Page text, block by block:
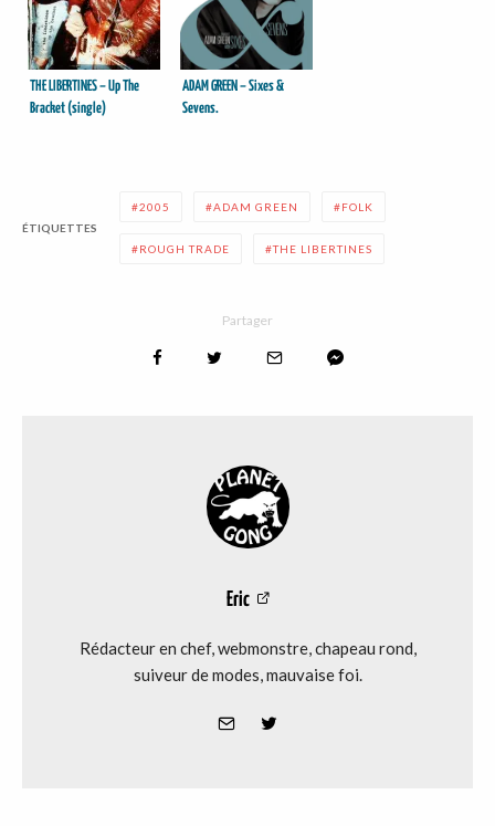
THE LIBERTINES – Up The
Bracket (single)
ADAM GREEN – Sixes &
Sevens.
ÉTIQUETTES
2005 ADAM GREEN FOLK
ROUGH TRADE THE LIBERTINES
Partager
Eric
Rédacteur en chef, webmonstre, chapeau rond,
suiveur de modes, mauvaise foi.